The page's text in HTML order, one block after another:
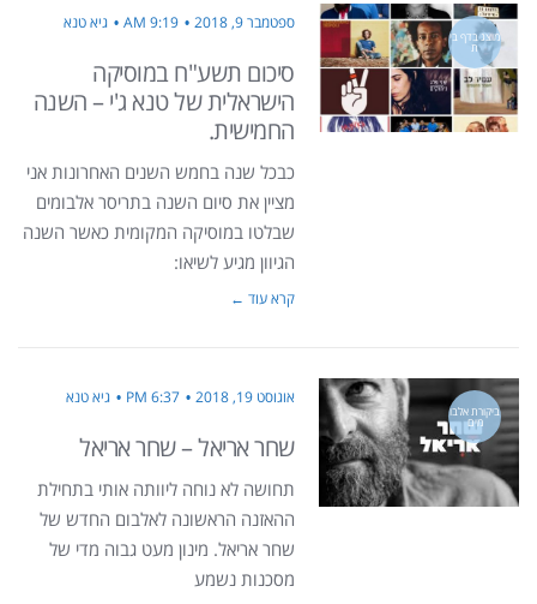
מוצג בדף בי
ת
ספטמבר 9, 2018 9:19 AM גיא טנא
סיכום תשע"ח במוסיקה
הישראלית של טנא ג'י – השנה
החמישית.
כבכל שנה בחמש השנים האחרונות אני
מציין את סיום השנה בתריסר אלבומים
שבלטו במוסיקה המקומית כאשר השנה
הגיוון מגיע לשיאו:
קרא עוד ←
ביקורת אלבו
מים
אוגוסט 19, 2018 6:37 PM גיא טנא
שחר אריאל – שחר אריאל
תחושה לא נוחה ליוותה אותי בתחילת
ההאזנה הראשונה לאלבום החדש של
שחר אריאל. מינון מעט גבוה מדי של
מסכנות נשמע